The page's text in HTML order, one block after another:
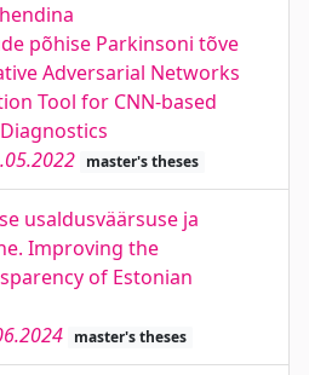
põhise Parkinsoni tõve
Adversarial Networks
Tool for CNN-based
master's theses
usaldusväärsuse ja
Improving the
of Estonian
master's theses